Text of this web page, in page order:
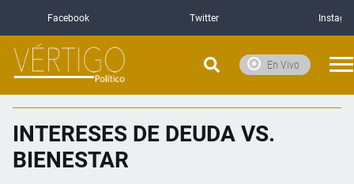
Facebook Twitter
En Vivo
INTERESES DE DEUDA VS.
BIENESTAR